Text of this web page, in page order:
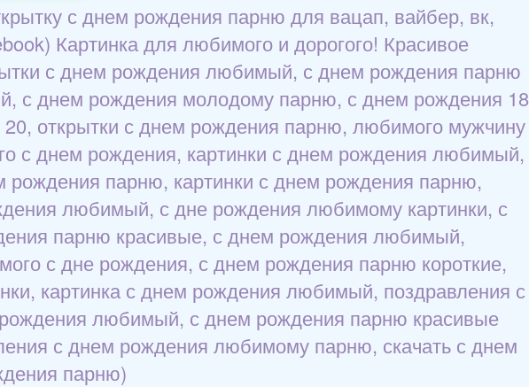
с днем рождения парню для вацап, вайбер, вк,
Картинка для любимого и дорогого! Красивое
с днем рождения любимый, с днем рождения парню
с днем рождения молодому парню, с днем рождения 18
открытки с днем рождения парню, любимого мужчину
с днем рождения, картинки с днем рождения любимый,
парню, картинки с днем рождения парню,
любимый, с дне рождения любимому картинки, с
парню красивые, с днем рождения любимый,
с дне рождения, с днем рождения парню короткие,
картинка с днем рождения любимый, поздравления с
любимый, с днем рождения парню красивые
с днем рождения любимому парню, скачать с днем
парню)